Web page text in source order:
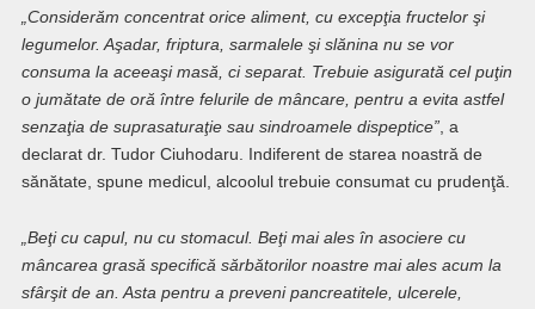
„Considerăm concentrat orice aliment, cu excepţia fructelor şi
legumelor. Aşadar, friptura, sarmalele şi slănina nu se vor
consuma la aceeaşi masă, ci separat. Trebuie asigurată cel puţin
o jumătate de oră între felurile de mâncare, pentru a evita astfel
senzaţia de suprasaturaţie sau sindroamele dispeptice”, a
declarat dr. Tudor Ciuhodaru. Indiferent de starea noastră de
sănătate, spune medicul, alcoolul trebuie consumat cu prudenţă.
„Beţi cu capul, nu cu stomacul. Beţi mai ales în asociere cu
mâncarea grasă specifică sărbătorilor noastre mai ales acum la
sfârşit de an. Asta pentru a preveni pancreatitele, ulcerele,